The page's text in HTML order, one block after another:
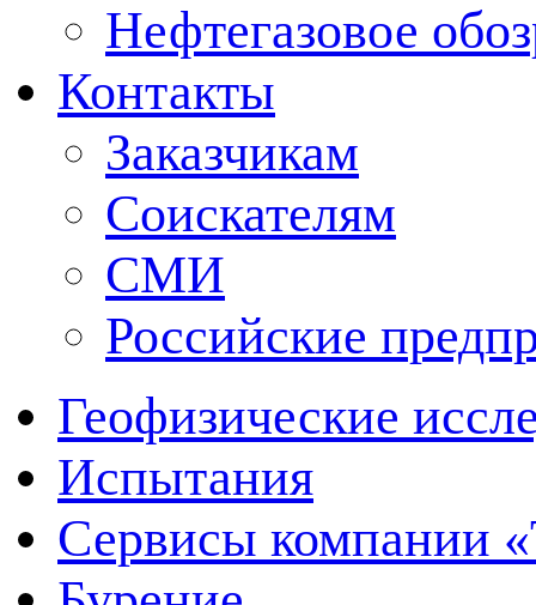
Нефтегазовое
Контакты
Заказчикам
Соискателям
СМИ
Российские
Геофизические
Испытания
Сервисы компании